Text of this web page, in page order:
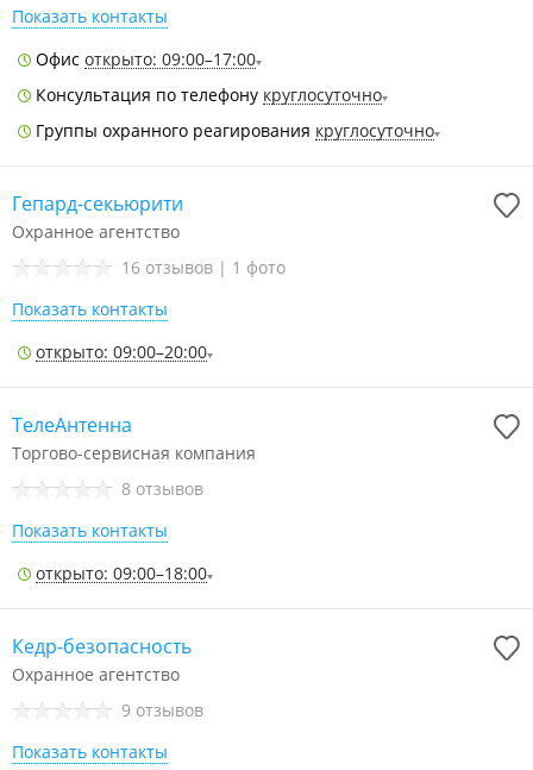
Показать контакты
Офис открыто: 09:00–17:00
Консультация по телефону круглосуточно
Группы охранного реагирования круглосуточно
Гепард-секьюрити
Охранное агентство
16 отзывов | 1 фото
Показать контакты
открыто: 09:00–20:00
ТелеАнтенна
Торгово-сервисная компания
8 отзывов
Показать контакты
открыто: 09:00–18:00
Кедр-безопасность
Охранное агентство
9 отзывов
Показать контакты